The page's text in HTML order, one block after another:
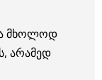
მხოლოდ
არამედ